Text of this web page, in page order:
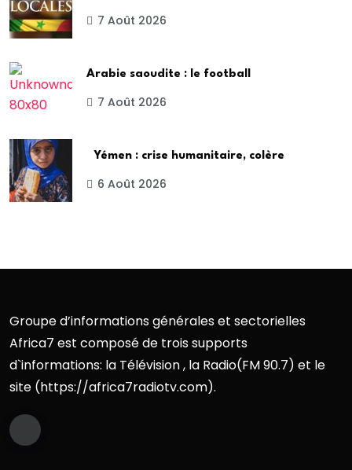
7 Août 2026
Arabie saoudite : le football
7 Août 2026
Yémen : crise humanitaire, colère
6 Août 2026
Groupe d’informations générales et sectorielles
Africa7 est composé de trois supports
d`informations: la Télévision , la Radio(FM 90.7) et le
site (https://africa7radiotv.com).